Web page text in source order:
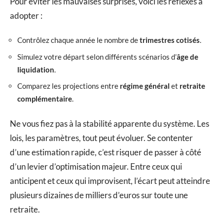
adopter :
Contrôlez chaque année le nombre detrimestres cotisés.
Simulez votre départ selon différents scénarios d’âge de
liquidation.
Comparez les projections entre régime général et retraite
complémentaire.
Ne vous fiez pas à la stabilité apparente du système. Les
lois, les paramètres, tout peut évoluer. Se contenter
d’une estimation rapide, c’est risquer de passer à côté
d’un levier d’optimisation majeur. Entre ceux qui
anticipent et ceux qui improvisent, l’écart peut atteindre
plusieurs dizaines de milliers d’euros sur toute une
retraite.